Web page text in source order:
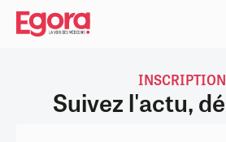
Aller
contenu
INSCRIPTION
Suivez l'actu,